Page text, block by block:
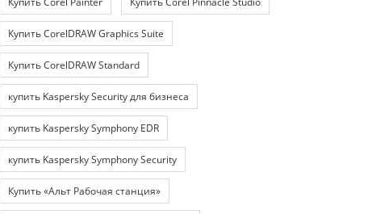
Купить CorelDRAW Graphics Suite
Купить CorelDRAW Standard
купить Kaspersky Security для бизнеса
купить Kaspersky Symphony EDR
купить Kaspersky Symphony Security
Купить «Альт Рабочая станция»